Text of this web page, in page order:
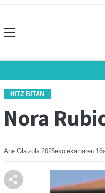
HITZ BITAN
Nora
Ane Olaizola 2025eko ekainaren